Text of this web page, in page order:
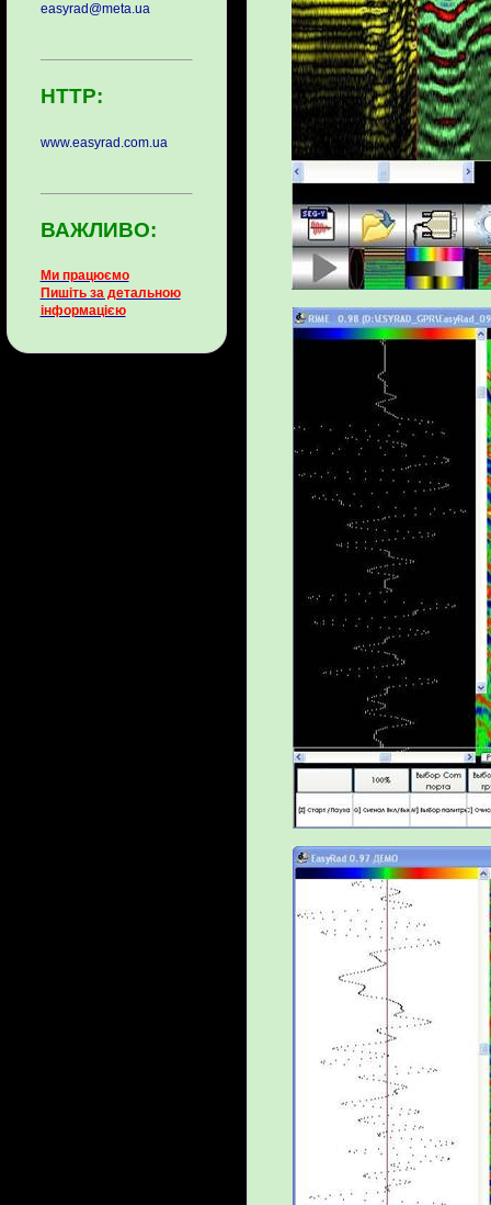
easyrad@meta.ua
HTTP:
www.easyrad.com.ua
ВАЖЛИВО:
Ми працюємо
Пишіть за детальною
інформацією